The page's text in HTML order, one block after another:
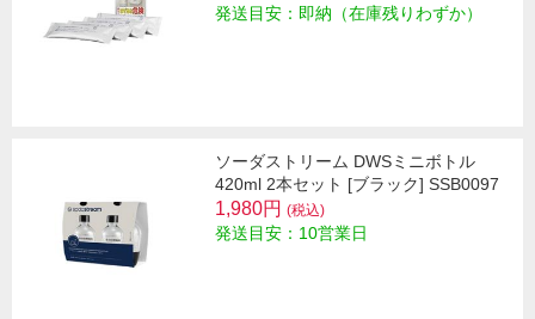
発送目安：即納（在庫残りわずか）
ソーダストリーム DWSミニボトル
420ml 2本セット [ブラック] SSB0097
1,980円 (税込)
発送目安：10営業日